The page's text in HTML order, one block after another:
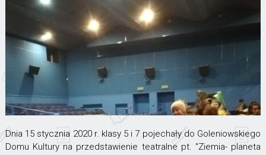
Dnia 15 stycznia 2020 r. klasy 5 i 7 pojechały do Goleniowskiego
Domu Kultury na przedstawienie teatralne pt. "Ziemia- planeta